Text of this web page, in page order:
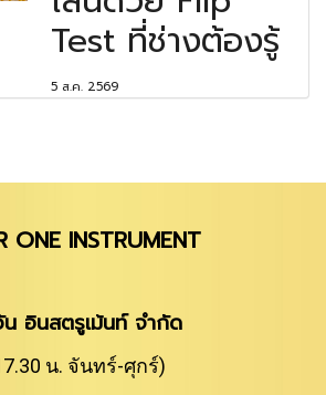
Test ที่ช่างต้องรู้
5 ส.ค. 2569
ONE INSTRUMENT
อินสตรูเม้นท์ จำกัด
น. จันทร์-ศุกร์)